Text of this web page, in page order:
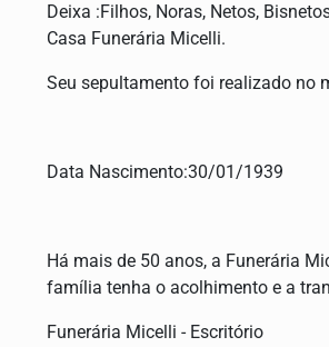
Deixa :Filhos, Noras, Netos,
Casa Funerária Micelli.
Seu sepultamento foi realizado no
Data Nascimento:30/01/1939
Há mais de 50 anos, a Funerária
família tenha o acolhimento e a
Funerária Micelli - Escritório